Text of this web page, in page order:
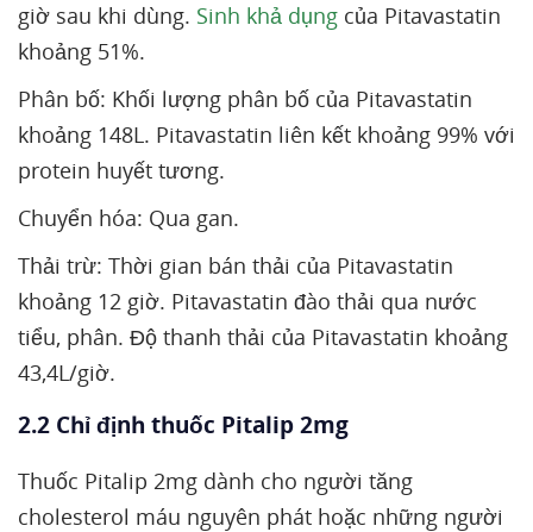
giờ sau khi dùng. Sinh khả dụng của Pitavastatin
khoảng 51%.
Phân bố: Khối lượng phân bố của Pitavastatin
khoảng 148L. Pitavastatin liên kết khoảng 99% với
protein huyết tương.
Chuyển hóa: Qua gan.
Thải trừ: Thời gian bán thải của Pitavastatin
khoảng 12 giờ. Pitavastatin đào thải qua nước
tiểu, phân. Độ thanh thải của Pitavastatin khoảng
43,4L/giờ.
2.2 Chỉ định thuốc Pitalip 2mg
Thuốc Pitalip 2mg dành cho người tăng
cholesterol máu nguyên phát hoặc những người